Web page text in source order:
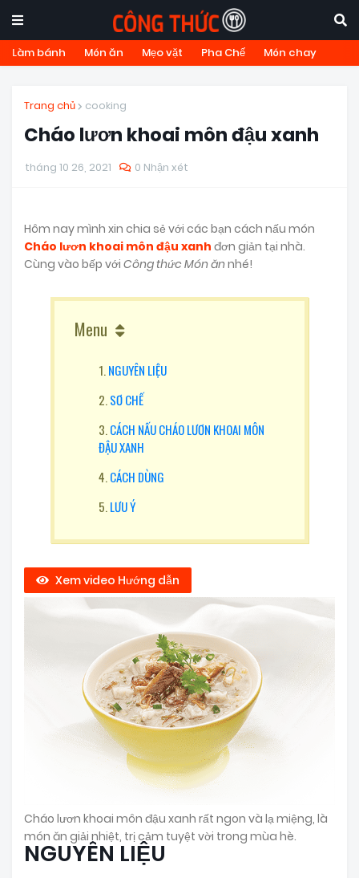
Làm bánh Món ăn Mẹo vặt Pha Chế Món chay
Trang chủ cooking
Cháo lươn khoai môn đậu xanh
tháng 10 26, 2021 0 Nhận xét
Hôm nay mình xin chia sẻ với các bạn cách nấu món
Cháo lươn khoai môn đậu xanh đơn giản tại nhà.
Cùng vào bếp với Công thức Món ănnhé!
Menu
NGUYÊN LIỆU
SƠ CHẾ
CÁCH NẤU CHÁO LƯƠN KHOAI MÔN
ĐẬU XANH
CÁCH DÙNG
LƯU Ý
Xem video Hướng dẫn
Cháo lươn khoai môn đậu xanh rất ngon và lạ miệng, là
món ăn giải nhiệt, trị cảm tuyệt vời trong mùa hè.
NGUYÊN LIỆU